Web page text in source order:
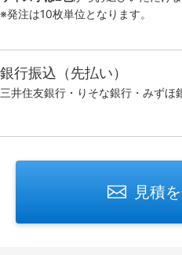
※発注は10枚単位となります。
銀行振込（先払い）
三井住友銀行・りそな銀行・みずほ
見積